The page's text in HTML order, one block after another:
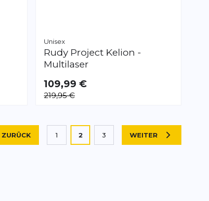
Unisex
Rudy Project Kelion -
Multilaser
109,99 €
219,95 €
SEITE
ZURÜCK
Seite
1 Sie lesen gerade die Seite
2
Seite
3 SEITE
WEITER